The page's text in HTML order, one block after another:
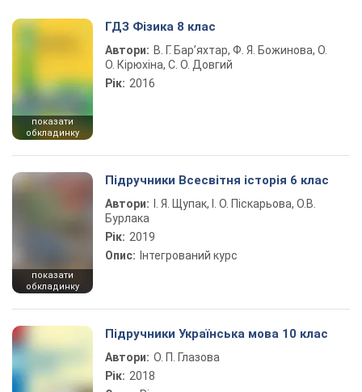
показати
обкладинку
ГДЗ Фізика 8 клас
Автори: В. Г. Бар’яхтар, Ф. Я. Божинова, О.
О. Кірюхіна, С. О. Довгий
Рік: 2016
показати
обкладинку
Підручники Всесвітня історія 6 клас
Автори:
І. Я. Щупак, І. О. Піскарьова, О.В.
Бурлака
Рік: 2019
Опис: Інтегрований курс
Підручники Українська мова 10 клас
Автори: О. П. Глазова
Рік: 2018